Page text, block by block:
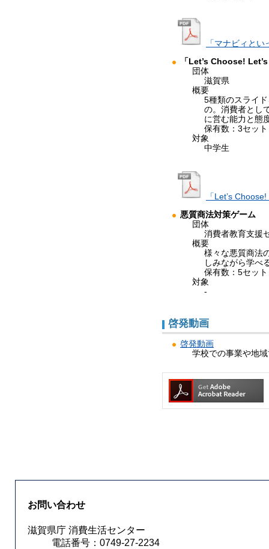
「マナビィと
「Let’s Choose!
団体
滋賀県
概要
5種類のスライ
の。消費者とし
に営む能力と態
保有数：3セット
対象
中学生
「Let’s
悪質商法対策ゲーム
団体
消費者教育支援
概要
様々な悪質商法
しみながら学べ
保有数：5セット
対象
-
啓発動画
啓発動画
学校での事業や地
お問い合わせ
滋賀県庁 消費生活センター
電話番号：0749-27-2234